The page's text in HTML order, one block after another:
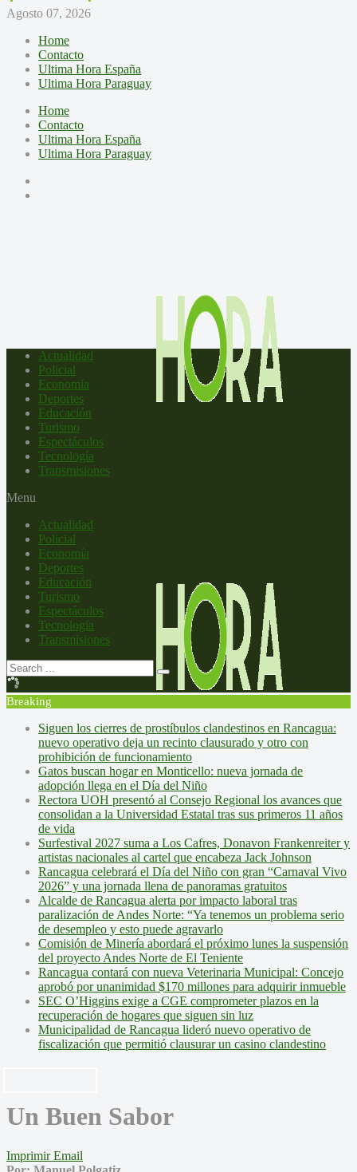
Agosto 07, 2026
Home
Contacto
Ultima Hora España
Ultima Hora Paraguay
Home
Contacto
Ultima Hora España
Ultima Hora Paraguay
Actualidad
Policial
Economía
Deportes
Educación
Turismo
Espectáculos
Tecnología
Transmisiones
Menu
Actualidad
Policial
Economía
Deportes
Educación
Turismo
Espectáculos
Tecnología
Transmisiones
Breaking
Siguen los cierres de prostíbulos clandestinos en Rancagua:
nuevo operativo deja un recinto clausurado y otro con
prohibición de funcionamiento
Gatos buscan hogar en Monticello: nueva jornada de
adopción llega en el Día del Niño
Rectora UOH presentó al Consejo Regional los avances que
consolidan a la Universidad Estatal tras sus primeros 11 años
de vida
Surfestival 2027 suma a Los Cafres, Donavon Frankenreiter y
artistas nacionales al cartel que encabeza Jack Johnson
Rancagua celebrará el Día del Niño con gran “Carnaval Vivo
2026” y una jornada llena de panoramas gratuitos
Alcalde de Rancagua alerta por impacto laboral tras
paralización de Andes Norte: “Ya tenemos un problema serio
de desempleo y esto puede agravarlo
Comisión de Minería abordará el próximo lunes la suspensión
del proyecto Andes Norte de El Teniente
Rancagua contará con nueva Veterinaria Municipal: Concejo
aprobó por unanimidad $170 millones para adquirir inmueble
SEC O’Higgins exige a CGE comprometer plazos en la
recuperación de hogares que siguen sin luz
Municipalidad de Rancagua lideró nuevo operativo de
fiscalización que permitió clausurar un casino clandestino
Un Buen Sabor
Imprimir Email